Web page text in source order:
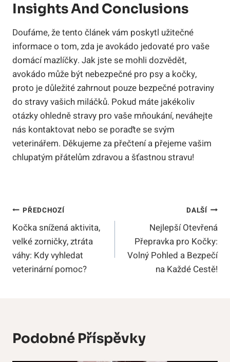
Insights And Conclusions
Doufáme, že tento článek vám poskytl užitečné
informace o tom, zda je avokádo jedovaté pro vaše
domácí mazlíčky. Jak jste se mohli dozvědět,
avokádo může být nebezpečné pro psy a kočky,
proto je důležité zahrnout pouze bezpečné potraviny
do stravy vašich miláčků. Pokud máte jakékoliv
otázky ohledně stravy pro vaše mňoukání, neváhejte
nás kontaktovat nebo se poraďte se svým
veterinářem. Děkujeme za přečtení a přejeme vašim
chlupatým přátelům zdravou a šťastnou stravu!
Navigace
Pro
Příspěvek
PŘEDCHOZÍ
Kočka snížená aktivita,
velké zorničky, ztráta
váhy: Kdy vyhledat
veterinární pomoc?
DALŠÍ
Nejlepší Otevřená
Přepravka pro Kočky:
Volný Pohled a Bezpečí
na Každé Cestě!
Podobné Příspěvky